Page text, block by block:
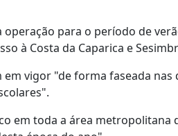
para o período de
à Costa da Caparica e
vigor "de forma faseada nas
em toda a área metropolitana